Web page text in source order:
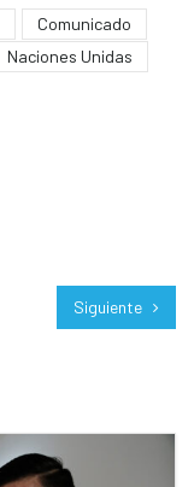
Comunicado
Naciones Unidas
Siguiente